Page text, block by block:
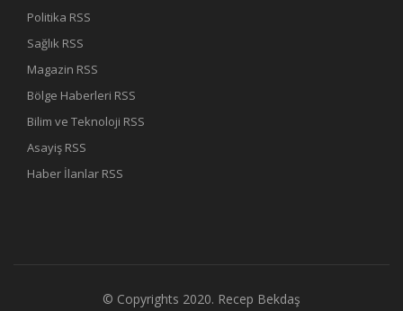
Politika RSS
Sağlık RSS
Magazin RSS
Bölge Haberleri RSS
Bilim ve Teknoloji RSS
Asayiş RSS
Haber İlanlar RSS
© Copyrights 2020. Recep Bekdaş